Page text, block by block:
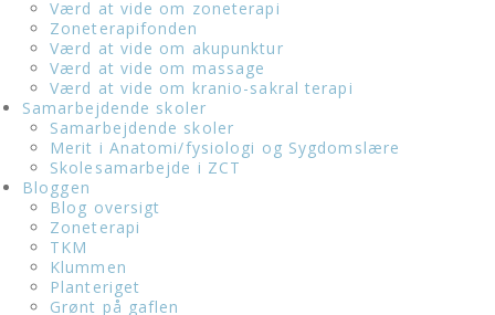
Værd at vide om zoneterapi
Zoneterapifonden
Værd at vide om akupunktur
Værd at vide om massage
Værd at vide om kranio-sakral terapi
Samarbejdende skoler
Samarbejdende skoler
Merit i Anatomi/fysiologi og Sygdomslære
Skolesamarbejde i ZCT
Bloggen
Blog oversigt
Zoneterapi
TKM
Klummen
Planteriget
Grønt på gaflen